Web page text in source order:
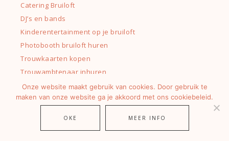
Catering Bruiloft
DJ’s en bands
Kinderentertainment op je bruiloft
Photobooth bruiloft huren
Trouwkaarten kopen
Trouwambtenaar inhuren
Trouwen in het buitenland
Trouwfotograaf boeken
Onze website maakt gebruik van cookies. Door gebruik te
maken van onze website ga je akkoord met ons cookiebeleid.
OKE MEER INFO